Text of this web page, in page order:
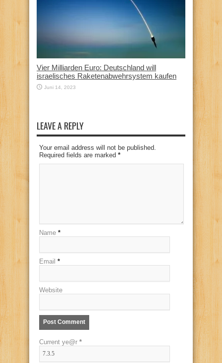
Vier Milliarden Euro: Deutschland will
israelisches Raketenabwehrsystem kaufen
Juni 14, 2023
LEAVE A REPLY
Your email address will not be published.
Required fields are marked *
Name *
Email *
Website
Current ye@r *